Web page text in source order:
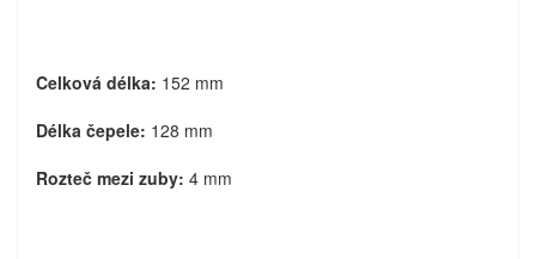
Celková délka: 152 mm
Délka čepele: 128 mm
Rozteč mezi zuby: 4 mm